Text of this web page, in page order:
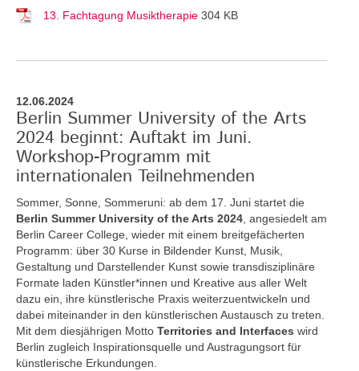
13. Fachtagung Musiktherapie 304 KB
12.06.2024
Berlin Summer University of the Arts
2024 beginnt: Auftakt im Juni.
Workshop-Programm mit
internationalen Teilnehmenden
Sommer, Sonne, Sommeruni: ab dem 17. Juni startet die
Berlin Summer University of the Arts 2024 , angesiedelt am
Berlin Career College, wieder mit einem breitgefächerten
Programm: über 30 Kurse in Bildender Kunst, Musik,
Gestaltung und Darstellender Kunst sowie transdisziplinäre
Formate laden Künstler*innen und Kreative aus aller Welt
dazu ein, ihre künstlerische Praxis weiterzuentwickeln und
dabei miteinander in den künstlerischen Austausch zu treten.
Mit dem diesjährigen Motto Territories and Interfaces wird
Berlin zugleich Inspirationsquelle und Austragungsort für
künstlerische Erkundungen.